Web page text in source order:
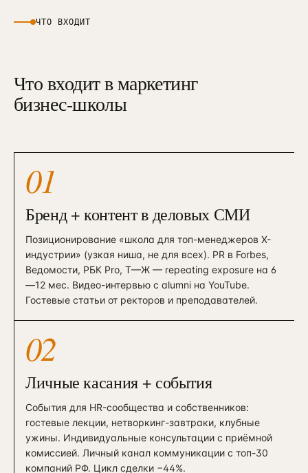
ЧТО ВХОДИТ
Что входит в маркетинг
бизнес-школы
01
Бренд + контент в деловых СМИ
Позиционирование «школа для топ-менеджеров X-
индустрии» (узкая ниша, не для всех). PR в Forbes,
Ведомости, РБК Pro, T—Ж — repeating exposure на 6
—12 мес. Видео-интервью с alumni на YouTube.
Гостевые статьи от ректоров и преподавателей.
02
Личные касания + события
События для HR-сообщества и собственников:
гостевые лекции, нетворкинг-завтраки, клубные
ужины. Индивидуальные консультации с приёмной
комиссией. Личный канал коммуникации с топ-30
компаний РФ. Цикл сделки −44%.